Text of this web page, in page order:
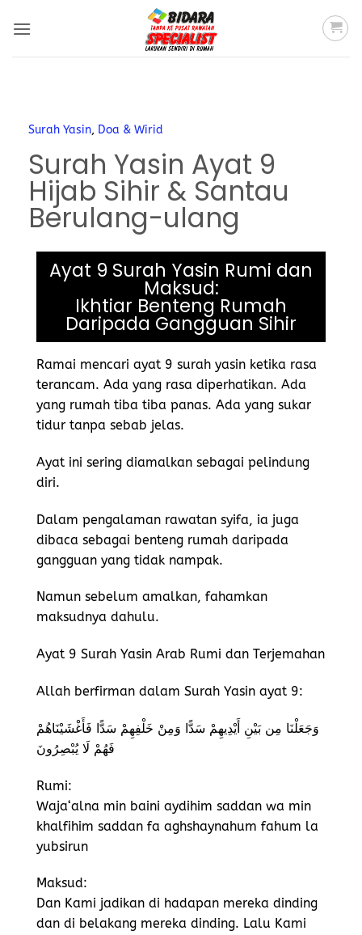
Surah Yasin, Doa & Wirid
Surah Yasin Ayat 9
Hijab Sihir & Santau
Berulang-ulang
Ayat 9 Surah Yasin Rumi dan
Maksud:
Ikhtiar Benteng Rumah
Daripada Gangguan Sihir
Ramai mencari ayat 9 surah yasin ketika rasa
terancam. Ada yang rasa diperhatikan. Ada
yang rumah tiba tiba panas. Ada yang sukar
tidur tanpa sebab jelas.
Ayat ini sering diamalkan sebagai pelindung
diri.
Dalam pengalaman rawatan syifa, ia juga
dibaca sebagai benteng rumah daripada
gangguan yang tidak nampak.
Namun sebelum amalkan, fahamkan
maksudnya dahulu.
Ayat 9 Surah Yasin Arab Rumi dan Terjemahan
Allah berfirman dalam Surah Yasin ayat 9:
وَجَعَلْنَا مِن بَيْنِ أَيْدِيهِمْ سَدًّا وَمِنْ خَلْفِهِمْ سَدًّا فَأَغْشَيْنَاهُمْ
فَهُمْ لَا يُبْصِرُونَ
Rumi:
Waja‘alna min baini aydihim saddan wa min
khalfihim saddan fa aghshaynahum fahum la
yubsirun
Maksud:
Dan Kami jadikan di hadapan mereka dinding
dan di belakang mereka dinding. Lalu Kami